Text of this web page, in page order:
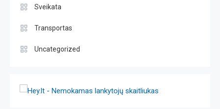
Sveikata
Transportas
Uncategorized